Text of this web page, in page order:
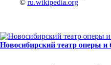
© ru.wikipedia.org
Новосибирский театр оперы и